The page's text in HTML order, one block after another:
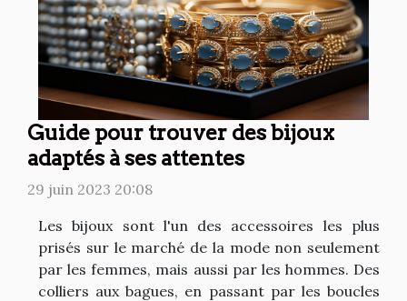
Guide pour trouver des bijoux
adaptés à ses attentes
29 juin 2023 20:08
Les bijoux sont l'un des accessoires les plus
prisés sur le marché de la mode non seulement
par les femmes, mais aussi par les hommes. Des
colliers aux bagues, en passant par les boucles